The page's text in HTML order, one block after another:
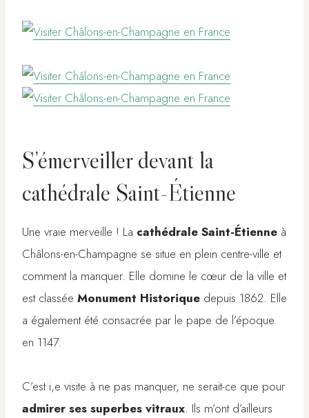
S’émerveiller devant la
cathédrale Saint-Étienne
Une vraie merveille ! La cathédrale Saint-Étienne à
Châlons-en-Champagne se situe en plein centre-ville et
comment la manquer. Elle domine le cœur de la ville et
est classée Monument Historique depuis 1862. Elle
a également été consacrée par le pape de l’époque
en 1147.
C’est i,e visite à ne pas manquer, ne serait-ce que pour
admirer ses superbes vitraux. Ils m’ont d’ailleurs